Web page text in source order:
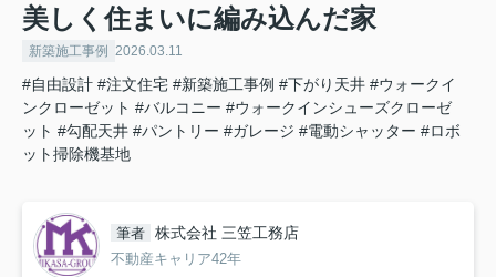
美しく住まいに編み込んだ家
新築施工事例 2026.03.11
#自由設計 #注文住宅 #新築施工事例 #下がり天井 #ウォークイ
ンクローゼット #バルコニー #ウォークインシューズクローゼ
ット #勾配天井 #パントリー #ガレージ #電動シャッター #ロボ
ット掃除機基地
筆者 株式会社 三笠工務店
不動産キャリア42年